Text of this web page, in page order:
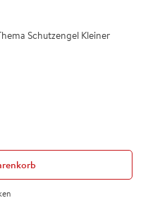
Schutzengel Kleiner